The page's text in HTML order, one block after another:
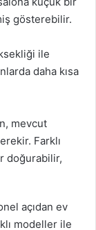
gösterebilir.
ile
daha kısa
mevcut
Farklı
doğurabilir,
açıdan ev
modeller ile